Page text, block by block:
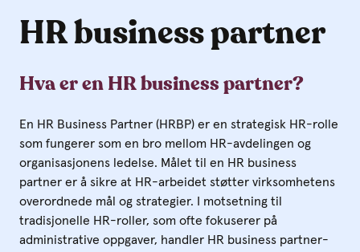
HR business partner
Hva er en HR business partner?
En HR Business Partner (HRBP) er en strategisk HR-rolle
som fungerer som en bro mellom HR-avdelingen og
organisasjonens ledelse. Målet til en HR business
partner er å sikre at HR-arbeidet støtter virksomhetens
overordnede mål og strategier. I motsetning til
tradisjonelle HR-roller, som ofte fokuserer på
administrative oppgaver, handler HR business partner-